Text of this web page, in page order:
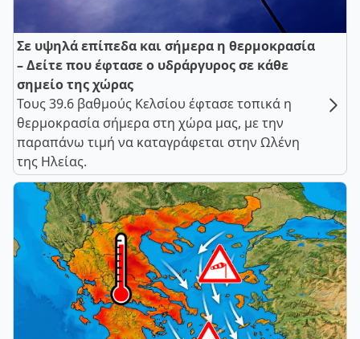
Σε υψηλά επίπεδα και σήμερα η θερμοκρασία
– Δείτε που έφτασε ο υδράργυρος σε κάθε
σημείο της χώρας
Τους 39.6 βαθμούς Κελσίου έφτασε τοπικά η
θερμοκρασία σήμερα στη χώρα μας, με την
παραπάνω τιμή να καταγράφεται στην Ωλένη
της Ηλείας.